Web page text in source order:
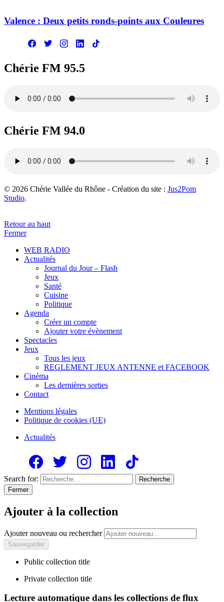
Valence : Deux petits ronds-points aux Couleures
Chérie FM 95.5
Chérie FM 94.0
© 2026 Chérie Vallée du Rhône - Création du site : Jus2Pom
Studio.
Retour au haut
Fermer
WEB RADIO
Actualités
Journal du Jour – Flash
Jeux
Santé
Cuisine
Politique
Agenda
Créer un compte
Ajouter votre évènement
Spectacles
Jeux
Tous les jeux
REGLEMENT JEUX ANTENNE et FACEBOOK
Cinéma
Les dernières sorties
Contact
Mentions légales
Politique de cookies (UE)
Actualités
Search for:
Recherche
Fermer
Ajouter à la collection
Ajouter nouveau ou rechercher
Public collection title
Private collection title
Lecture automatique dans les collections de flux